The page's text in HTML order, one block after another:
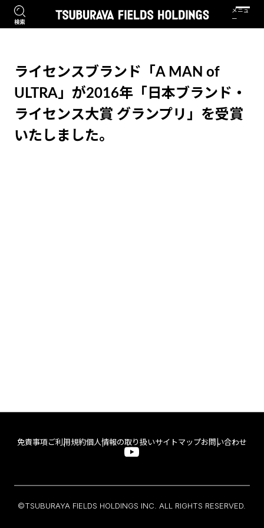
ライセンスブランド「A MAN of
ULTRA」が2016年「日本ブランド・
ライセンス大賞 グランプリ」を受賞
いたしました。
免責事項 ご利用規約個人情報の取り扱いサイトマップお問い合わせ
©TSUBURAYA FIELDS HOLDINGS INC. ALL RIGHTS RESERVED.